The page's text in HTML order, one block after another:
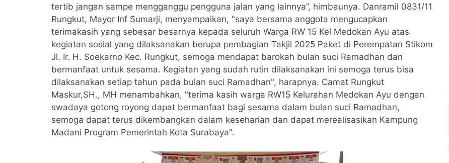
tertib jangan sampe mengganggu pengguna jalan yang lainnya”, himbaunya. Danramil 0831/11
Rungkut, Mayor Inf Sumarji, menyampaikan, "saya bersama anggota mengucapkan
terimakasih yang sebesar besarnya kepada seluruh Warga RW 15 Kel Medokan Ayu atas
kegiatan sosial yang dilaksanakan berupa pembagian Takjil 2025 Paket di Perempatan Stikom
Jl. Ir. H. Soekarno Kec. Rungkut, semoga mendapat barokah bulan suci Ramadhan dan
bermanfaat untuk sesama. Kegiatan yang sudah rutin dilaksanakan ini semoga terus bisa
dilaksanakan setiap tahun pada bulan suci Ramadhan", harapnya. Camat Rungkut
Maskur,SH., MH menambahkan, "terima kasih warga RW15 Kelurahan Medokan Ayu dengan
swadaya gotong royong dapat bermanfaat bagi sesama dalam bulan suci Ramadhan,
semoga dapat terus dikembangkan dalam keseharian dan dapat merealisasikan Kampung
Madani Program Pemerintah Kota Surabaya".